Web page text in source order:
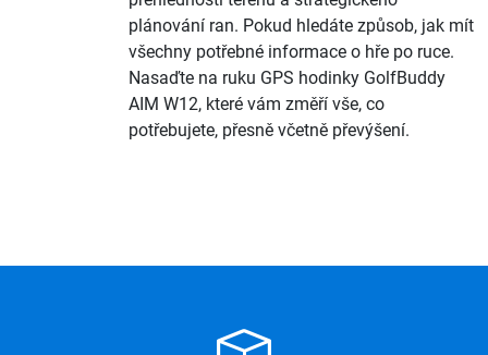
plánování ran. Pokud hledáte způsob, jak mít
všechny potřebné informace o hře po ruce.
Nasaďte na ruku GPS hodinky GolfBuddy
AIM W12, které vám změří vše, co
potřebujete, přesně včetně převýšení.